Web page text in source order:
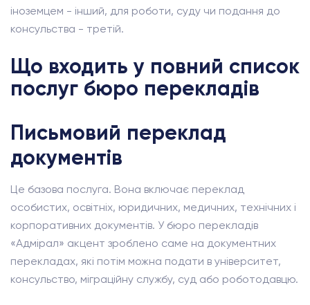
іноземцем - інший, для роботи, суду чи подання до
консульства - третій.
Що входить у повний список
послуг бюро перекладів
Письмовий переклад
документів
Це базова послуга. Вона включає переклад
особистих, освітніх, юридичних, медичних, технічних і
корпоративних документів. У бюро перекладів
«Адмірал» акцент зроблено саме на документних
перекладах, які потім можна подати в університет,
консульство, міграційну службу, суд або роботодавцю.